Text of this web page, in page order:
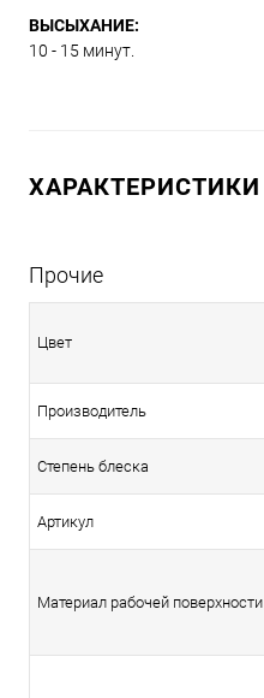
ВЫСЫХАНИЕ:
10 - 15 минут.
ХАРАКТЕРИСТИКИ
Прочие
Цвет
Производитель
Степень блеска
Артикул
Материал рабочей поверхности